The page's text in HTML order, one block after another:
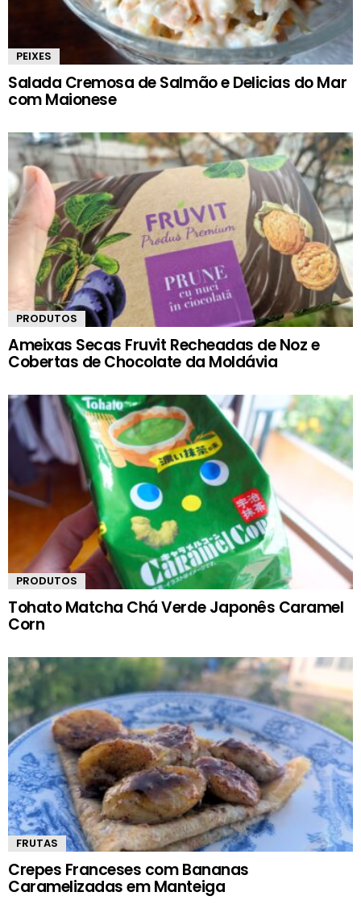
PEIXES
Salada Cremosa de Salmão e Delicias do Mar
com Maionese
PRODUTOS
Ameixas Secas Fruvit Recheadas de Noz e
Cobertas de Chocolate da Moldávia
PRODUTOS
Tohato Matcha Chá Verde Japonês Caramel
Corn
FRUTAS
Crepes Franceses com Bananas
Caramelizadas em Manteiga